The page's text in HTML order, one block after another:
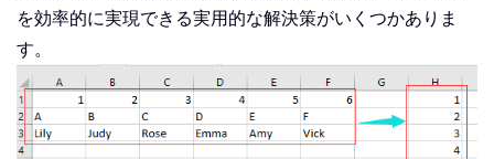
を効率的に実現できる実用的な解決策がいくつかありま
す。